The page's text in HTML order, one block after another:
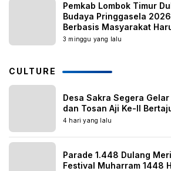
Pemkab Lombok Timur
Budaya Pringgasela
Berbasis Masyarakat
3 minggu yang lalu
CULTURE
Desa Sakra Segera
dan Tosan Aji Ke-II
4 hari yang lalu
Parade 1.448 Dulang
Festival Muharram 1448